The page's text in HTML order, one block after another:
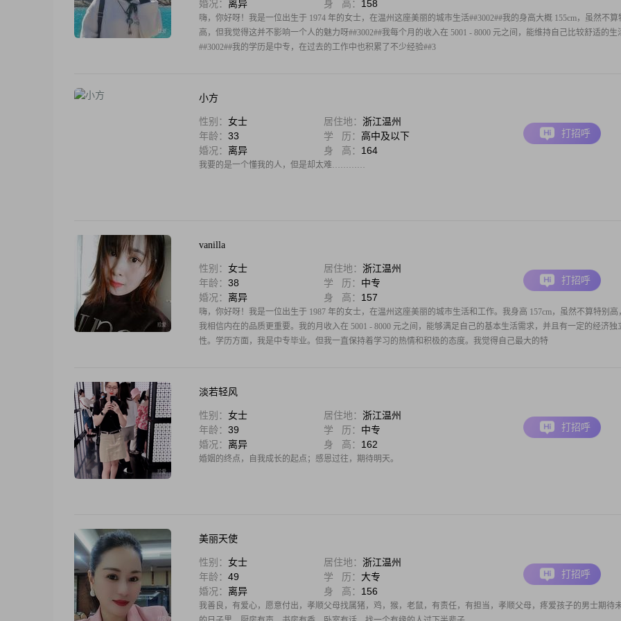
婚况： 离异 身 高： 158
嗨，你好呀！我是一位出生于 1974 年的女士，在温州这座美丽的城市生活##3002##我的身高大概 155cm，虽然不算
高，但我觉得这并不影响一个人的魅力呀##3002##我每个月的收入在 5001 - 8000 元之间，能维持自己比较舒适的生
##3002##我的学历是中专，在过去的工作中也积累了不少经验##3
小方
性别： 女士 居住地： 浙江温州
年龄： 33 学 历： 高中及以下
婚况： 离异 身 高： 164
我要的是一个懂我的人，但是却太难…………
打招呼
vanilla
性别： 女士 居住地： 浙江温州
年龄： 38 学 历： 中专
婚况： 离异 身 高： 157
嗨，你好呀！我是一位出生于 1987 年的女士，在温州这座美丽的城市生活和工作。我身高 157cm，虽然不算特别高
我相信内在的品质更重要。我的月收入在 5001 - 8000 元之间，能够满足自己的基本生活需求，并且有一定的经济独
性。学历方面，我是中专毕业。但我一直保持着学习的热情和积极的态度。我觉得自己最大的特
打招呼
淡若轻风
性别： 女士 居住地： 浙江温州
年龄： 39 学 历： 中专
婚况： 离异 身 高： 162
婚姻的终点，自我成长的起点；感恩过往，期待明天。
打招呼
美丽天使
性别： 女士 居住地： 浙江温州
年龄： 49 学 历： 大专
婚况： 离异 身 高： 156
我善良，有爱心，愿意付出，孝顺父母找属猪，鸡，猴，老鼠，有责任，有担当，孝顺父母，疼爱孩子的男士期待
打招呼